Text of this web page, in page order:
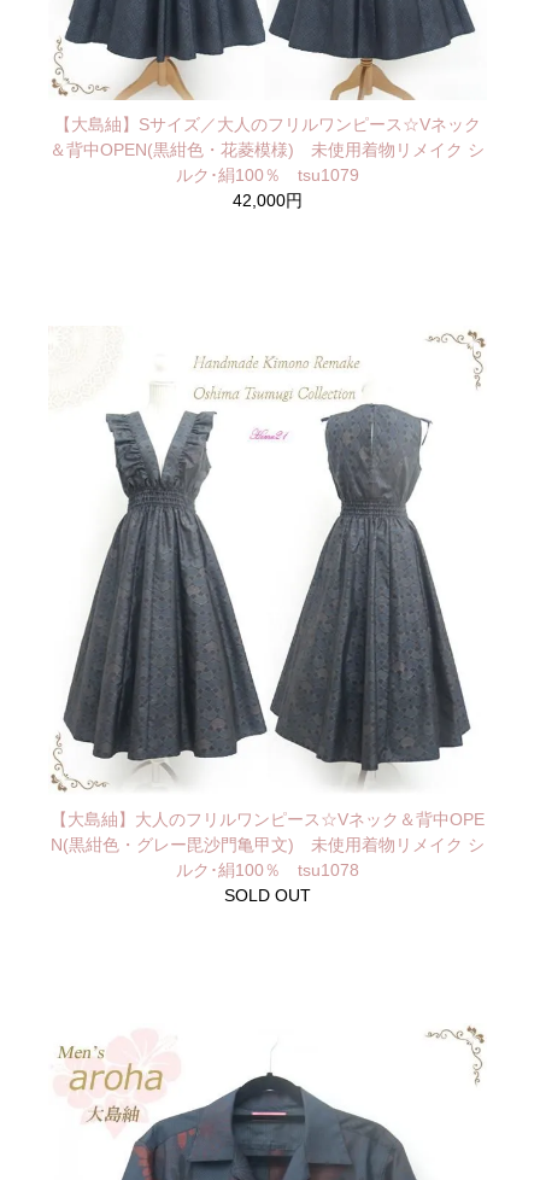
【大島紬】Sサイズ／大人のフリルワンピース☆Vネック
＆背中OPEN(黒紺色・花菱模様) 未使用着物リメイク シ
ルク･絹100％ tsu1079
42,000円
【大島紬】大人のフリルワンピース☆Vネック＆背中OPE
N(黒紺色・グレー毘沙門亀甲文) 未使用着物リメイク シ
ルク･絹100％ tsu1078
SOLD OUT